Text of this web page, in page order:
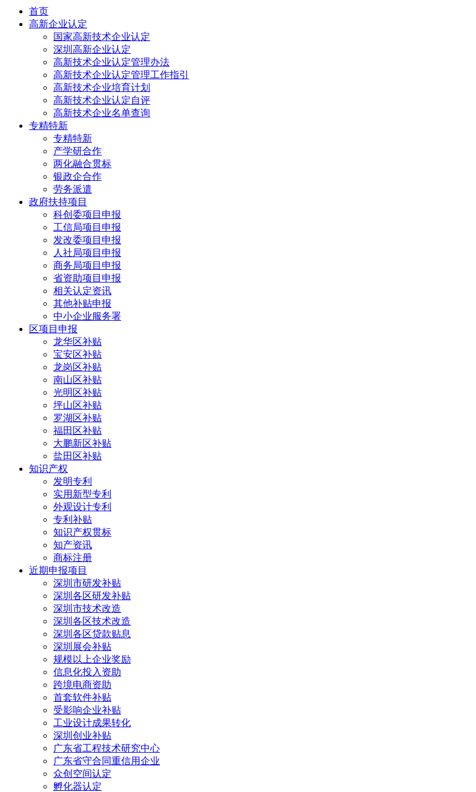
首页
高新企业认定
国家高新技术企业认定
深圳高新企业认定
高新技术企业认定管理办法
高新技术企业认定管理工作指引
高新技术企业培育计划
高新技术企业认定自评
高新技术企业名单查询
专精特新
专精特新
产学研合作
两化融合贯标
银政企合作
劳务派遣
政府扶持项目
科创委项目申报
工信局项目申报
发改委项目申报
人社局项目申报
商务局项目申报
省资助项目申报
相关认定资讯
其他补贴申报
中小企业服务署
区项目申报
龙华区补贴
宝安区补贴
龙岗区补贴
南山区补贴
光明区补贴
坪山区补贴
罗湖区补贴
福田区补贴
大鹏新区补贴
盐田区补贴
知识产权
发明专利
实用新型专利
外观设计专利
专利补贴
知识产权贯标
知产资讯
商标注册
近期申报项目
深圳市研发补贴
深圳各区研发补贴
深圳市技术改造
深圳各区技术改造
深圳各区贷款贴息
深圳展会补贴
规模以上企业奖励
信息化投入资助
跨境电商资助
首套软件补贴
受影响企业补贴
工业设计成果转化
深圳创业补贴
广东省工程技术研究中心
广东省守合同重信用企业
众创空间认定
孵化器认定